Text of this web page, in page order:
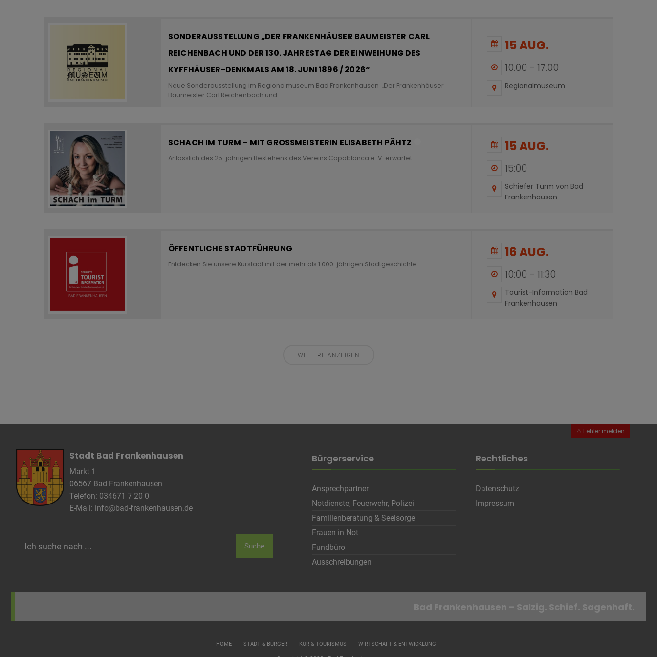
SONDERAUSSTELLUNG „DER FRANKENHÄUSER BAUMEISTER CARL
REICHENBACH UND DER 130. JAHRESTAG DER EINWEIHUNG DES
KYFFHÄUSER-DENKMALS AM 18. JUNI 1896 / 2026“
Neue Sonderausstellung im Regionalmuseum Bad Frankenhausen „Der Frankenhäuser
Baumeister Carl Reichenbach und ...
15 AUG.
10:00 - 17:00
Regionalmuseum
SCHACH IM TURM – MIT GROSSMEISTERIN ELISABETH PÄHTZ
Anlässlich des 25-jährigen Bestehens des Vereins Capablanca e. V. erwartet ...
15 AUG.
15:00
Schiefer Turm von Bad
Frankenhausen
ÖFFENTLICHE STADTFÜHRUNG
Entdecken Sie unsere Kurstadt mit der mehr als 1.000-jährigen Stadtgeschichte ...
16 AUG.
10:00 - 11:30
Tourist-Information Bad
Frankenhausen
WEITERE ANZEIGEN
Stadt Bad Frankenhausen
Markt 1
06567 Bad Frankenhausen
Telefon: 034671 7 20 0
E-Mail: info@bad-frankenhausen.de
Suche
Bürgerservice
Ansprechpartner
Notdienste, Feuerwehr, Polizei
Familienberatung & Seelsorge
Frauen in Not
Fundbüro
Ausschreibungen
Rechtliches
Datenschutz
Impressum
HOME STADT & BÜRGER KUR & TOURISMUS WIRTSCHAFT & ENTWICKLUNG
Name
Cookies die eventuell bei der Verwendung von Google Maps gesetzt werden
Marketing/Tracking